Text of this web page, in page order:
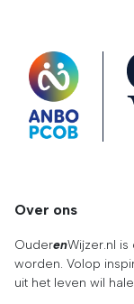
OuderENwijzer
Over ons
OuderenWijzer.nl
worden. Volop
uit het leven wil